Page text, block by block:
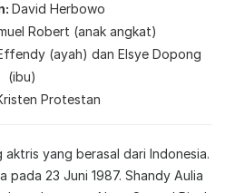
David Herbowo
Robert (anak angkat)
(ayah) dan Elsye Dopong
(ibu)
Protestan
aktris yang berasal dari Indonesia.
pada 23 Juni 1987. Shandy Aulia